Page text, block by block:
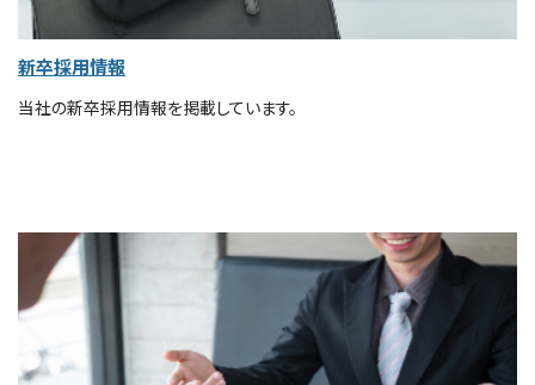
会社情報 採用情報
お問い合わせ よくあるご質問
新卒採用情報
当社の新卒採用情報を掲載しています。